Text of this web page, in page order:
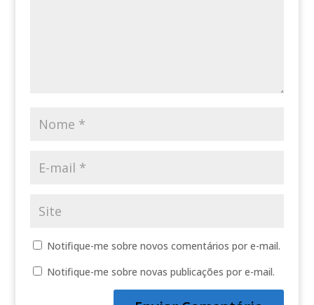
Notifique-me sobre novos comentários por e-mail.
Notifique-me sobre novas publicações por e-mail.